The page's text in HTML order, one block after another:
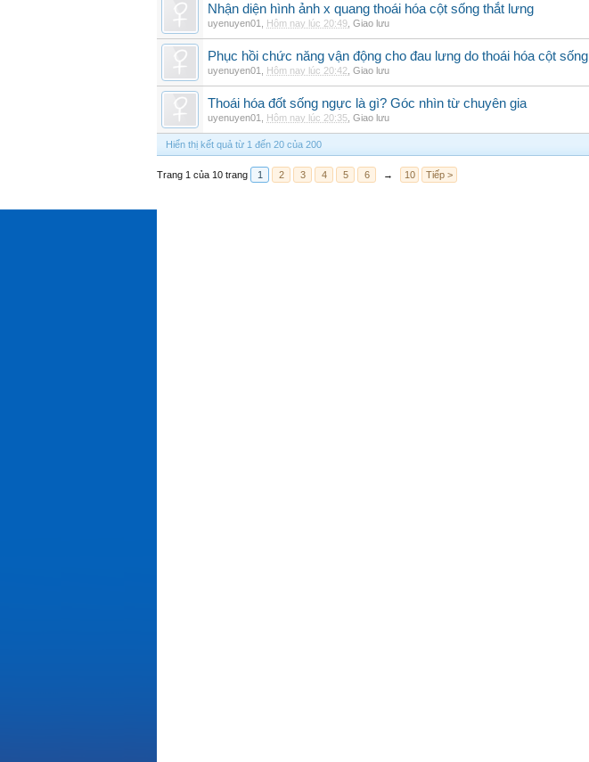
Nhận diện hình ảnh x quang thoái hóa cột sống thắt lưng
uyenuyen01 Hôm nay lúc 20:49 Giao lưu
Phục hồi chức năng vận động cho đau lưng do thoái hóa cột sống
uyenuyen01 Hôm nay lúc 20:42 Giao lưu
Thoái hóa đốt sống ngực là gì? Góc nhìn từ chuyên gia
uyenuyen01 Hôm nay lúc 20:35 Giao lưu
Hiển thị kết quả từ 1 đến 20 của 200
Trang 1 của 10 trang 1 2 3 4 5 6 → 10 Tiếp >